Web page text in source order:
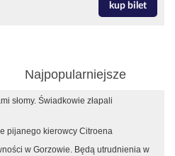
kup bilet
Najpopularniejsze
słomy. Świadkowie złapali
pijanego kierowcy Citroena
w Gorzowie. Będą utrudnienia w